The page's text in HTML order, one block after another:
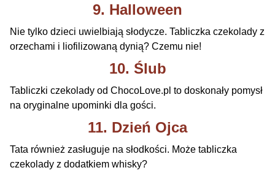
9. Halloween
Nie tylko dzieci uwielbiają słodycze. Tabliczka czekolady z
orzechami i liofilizowaną dynią? Czemu nie!
10. Ślub
Tabliczki czekolady od ChocoLove.pl to doskonały pomysł
na oryginalne upominki dla gości.
11. Dzień Ojca
Tata również zasługuje na słodkości. Może tabliczka
czekolady z dodatkiem whisky?